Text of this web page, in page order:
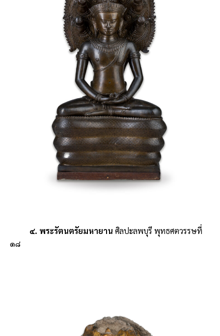
๔. พระรัตนตรัยมหายาน ศิลปะลพบุรี พุทธศตวรรษที่
๑๘